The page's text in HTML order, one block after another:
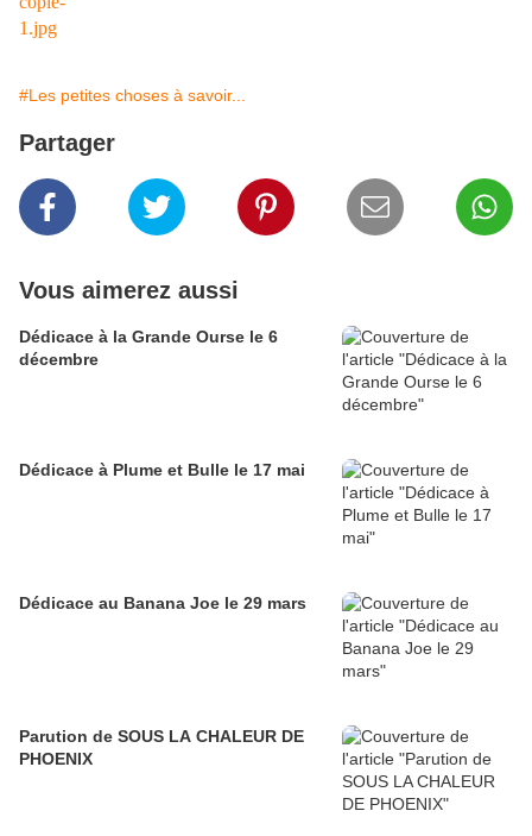
#Les petites choses à savoir...
Partager
Vous aimerez aussi
Dédicace à la Grande Ourse le 6
décembre
Dédicace à Plume et Bulle le 17 mai
Dédicace au Banana Joe le 29 mars
Parution de SOUS LA CHALEUR DE
PHOENIX